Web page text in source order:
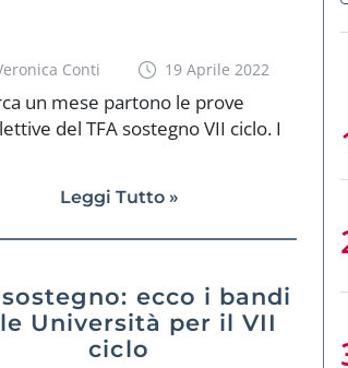
Conti 19 Aprile 2022
un mese partono le prove
del TFA sostegno VII ciclo. I
Leggi Tutto »
sostegno: ecco i bandi
Università per il VII
ciclo